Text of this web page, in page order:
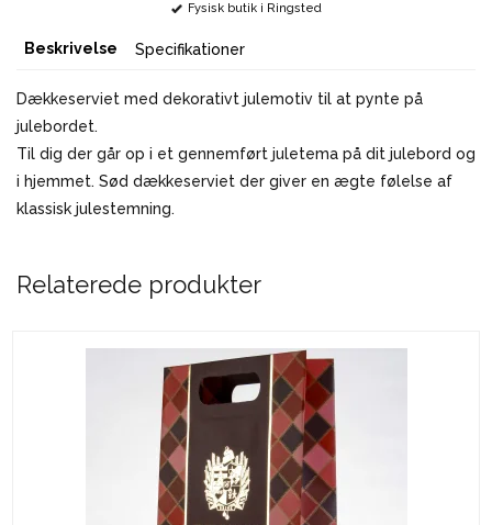
Fysisk butik i Ringsted
Beskrivelse Specifikationer
Dækkeserviet med dekorativt julemotiv til at pynte på
julebordet.
Til dig der går op i et gennemført juletema på dit julebord og
i hjemmet. Sød dækkeserviet der giver en ægte følelse af
klassisk julestemning.
Relaterede produkter